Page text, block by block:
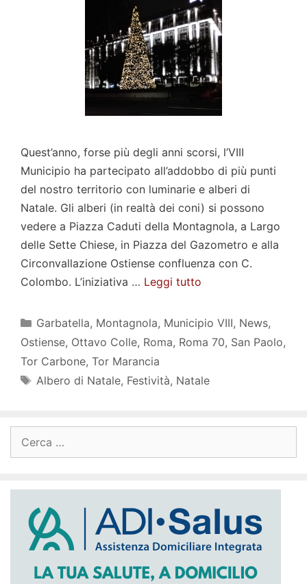
Quest’anno, forse più degli anni scorsi, l’VIII
Municipio ha partecipato all’addobbo di più punti
del nostro territorio con luminarie e alberi di
Natale. Gli alberi (in realtà dei coni) si possono
vedere a Piazza Caduti della Montagnola, a Largo
delle Sette Chiese, in Piazza del Gazometro e alla
Circonvallazione Ostiense confluenza con C.
Colombo. L’iniziativa … Leggi tutto
Categorie
Garbatella, Montagnola, Municipio VIII, News,
Ostiense, Ottavo Colle, Roma, Roma 70, San Paolo,
Tor Carbone, Tor Marancia
Tag
Albero di Natale, Festività, Natale
per: